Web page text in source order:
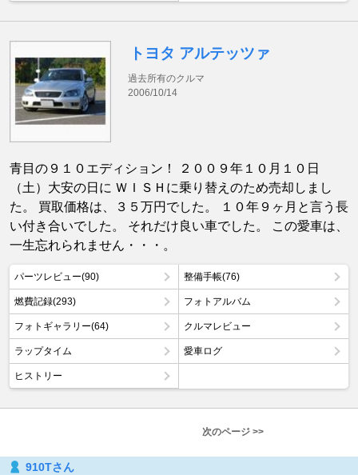
トヨタ アルテッツァ
過去所有のクルマ
2006/10/14
青目の９１０エディション！ ２００９年１０月１０日
（土）大安の日に ＷＩＳＨに乗り替えのため売却しまし
た。 買取価格は、３５万円でした。 １０年９ヶ月と言う長
い付き合いでした。 それだけ良い車でした。 この愛車は、
一生忘れられません・・・。
パーツレビュー(90) 整備手帳(76)
燃費記録(293) フォトアルバム
フォトギャラリー(64) クルマレビュー
ラップタイム 愛車ログ
ヒストリー
次のページ >>
910Tさん